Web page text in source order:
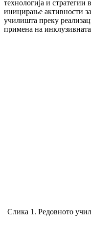
технологија и стратегии
иницирање активности
училишта преку
примена на
Слика 1. Редовното